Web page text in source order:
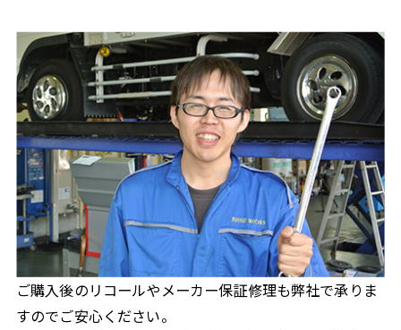
ご購入後のリコールやメーカー保証修理も弊社で承りま
すのでご安心ください。